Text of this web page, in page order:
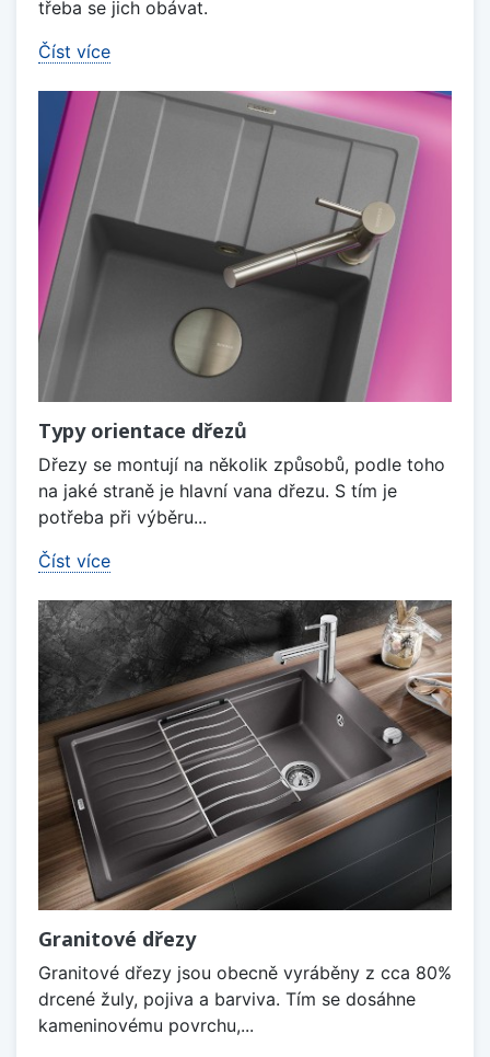
třeba se jich obávat.
Číst více
Typy orientace dřezů
Dřezy se montují na několik způsobů, podle toho
na jaké straně je hlavní vana dřezu. S tím je
potřeba při výběru...
Číst více
Granitové dřezy
Granitové dřezy jsou obecně vyráběny z cca 80%
drcené žuly, pojiva a barviva. Tím se dosáhne
kameninovému povrchu,...